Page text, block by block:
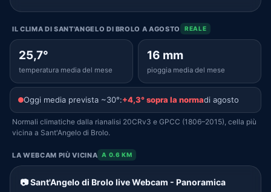
IL CLIMA DI SANT'ANGELO DI BROLO A AGOSTO REALE
25,7°
temperatura media del mese
16 mm
pioggia media del mese
Oggi media prevista ~30°:+4,3° sopra la normadi agosto
Normali climatiche dalla rianalisi 20CRv3 e GPCC (1806–2015), cella più
vicina a Sant'Angelo di Brolo.
LA WEBCAM PIÙ VICINA A 0.6 KM
📷 Sant'Angelo di Brolo live Webcam - Panoramica